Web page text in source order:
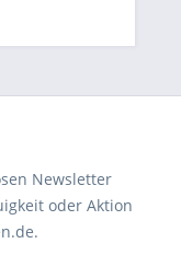
Newsletter
oder Aktion